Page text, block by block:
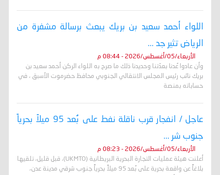
اللواء أحمد سعيد بن بريك يبعث برسالة مشفرة من
الرياض تثير جد ...
الأربعاء/05/أغسطس/2026 - 08:44 م
وأن عادوا عُدنا بعدّتنا وحديدنا ذلك ما صرح به اللواء الركن أحمد سعيد بن
بريك نائب رئيس المجلس الانتقالي الجنوبي محافظ حضرموت الأسبق ، في
حساباته بمنصة
عاجل / انفجار قرب ناقلة نفط على بُعد 95 ميلاً بحرياً
جنوب شر ...
الأربعاء/05/أغسطس/2026 - 08:23 م
أعلنت هيئة عمليات التجارة البحرية البريطانية (UKMTO)، قبل قليل، تلقيها
بلاغاً عن واقعة بحرية على بُعد 95 ميلاً بحرياً جنوب شرقي مدينة عدن،